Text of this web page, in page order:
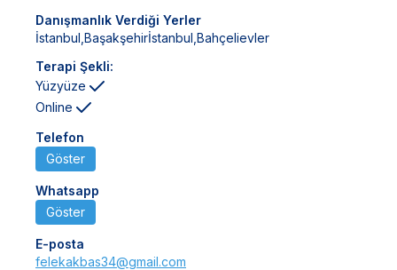
Danışmanlık Verdiği Yerler
İstanbul Başakşehirİstanbul Bahçelievler
Terapi Şekli:
Yüzyüze
Online
Telefon
Göster
Whatsapp
Göster
E-posta
felekakbas34@gmail.com